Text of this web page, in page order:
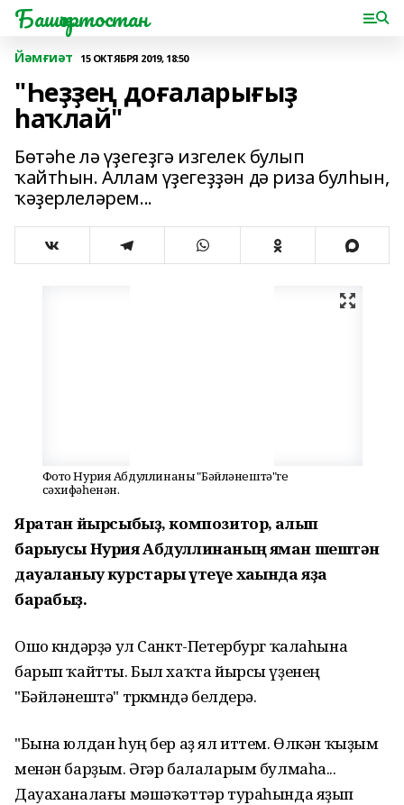
Башҡортостан
Йәмғиәт 15 ОКТЯБРЯ 2019, 18:50
"Һеҙҙең доғаларығыҙ
һаҡлай"
Бөтәһе лә үҙегеҙгә изгелек булып
ҡайтһын. Аллам үҙегеҙҙән дә риза булһын,
ҡәҙерлеләрем...
Фото Нурия Абдуллинаның "Бәйләнештә"ге
сәхифәһенән.
Яратҡан йырсыбыҙ, композитор, алып
барыусы Нурия Абдуллинаның яман шештән
дауаланыу курстары үтеүе хаҡында яҙа
барабыҙ.
Ошо көндәрҙә ул Санкт-Петербург ҡалаһына
барып ҡайтты. Был хаҡта йырсы үҙенең
"Бәйләнештә" төркөмөндә белдерә.
"Бына юлдан һуң бер аҙ ял иттем. Өлкән ҡыҙым
менән барҙым. Әгәр балаларым булмаһа...
Дауаханалағы мәшәҡәттәр тураһында яҙып